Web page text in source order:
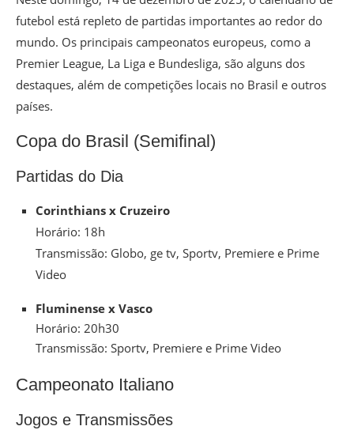
futebol está repleto de partidas importantes ao redor do
mundo. Os principais campeonatos europeus, como a
Premier League, La Liga e Bundesliga, são alguns dos
destaques, além de competições locais no Brasil e outros
países.
Copa do Brasil (Semifinal)
Partidas do Dia
Corinthians x Cruzeiro
Horário: 18h
Transmissão: Globo, ge tv, Sportv, Premiere e Prime
Video
Fluminense x Vasco
Horário: 20h30
Transmissão: Sportv, Premiere e Prime Video
Campeonato Italiano
Jogos e Transmissões